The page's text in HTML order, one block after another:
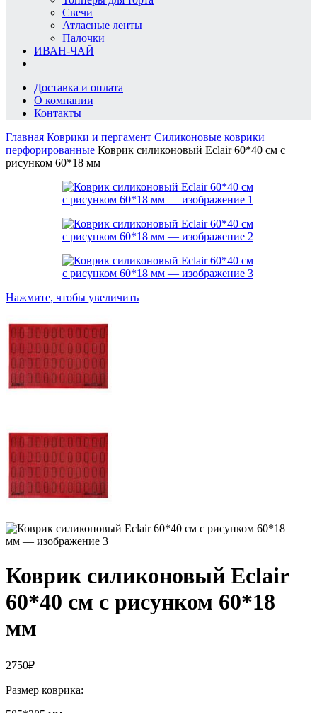
Свечи
Атласные ленты
Палочки
ИВАН-ЧАЙ
Доставка и оплата
О компании
Контакты
Главная Коврики и пергамент Силиконовые коврики
перфорированные Коврик силиконовый Eclair 60*40 см с
рисунком 60*18 мм
Нажмите, чтобы увеличить
Коврик силиконовый Eclair
60*40 см с рисунком 60*18
мм
2750₽
Размер коврика: